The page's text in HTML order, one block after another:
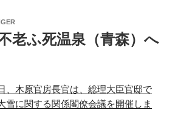
老ふ死温泉（青森）へ
、木原官房長官は、総理大臣官邸で
雪に関する関係閣僚会議を開催しま